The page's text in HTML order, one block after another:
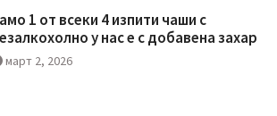
1 от всеки 4 изпити чаши с
у нас е с добавена захар
март 2, 2026